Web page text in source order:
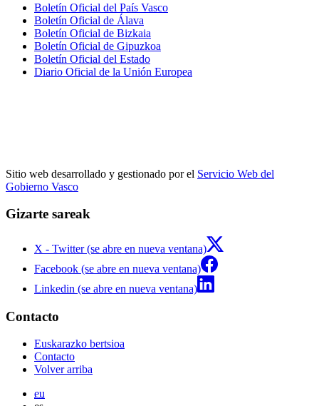
Boletín Oficial del País Vasco
Boletín Oficial de Álava
Boletín Oficial de Bizkaia
Boletín Oficial de Gipuzkoa
Boletín Oficial del Estado
Diario Oficial de la Unión Europea
Sitio web desarrollado y gestionado por el Servicio Web del
Gobierno Vasco
Gizarte sareak
X - Twitter (se abre en nueva ventana)
Facebook (se abre en nueva ventana)
Linkedin (se abre en nueva ventana)
Contacto
Euskarazko bertsioa
Contacto
Volver arriba
eu